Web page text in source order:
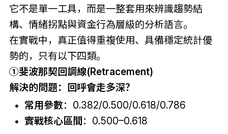
它不是單一工具，而是一整套用來辨識趨勢結
構、情緒拐點與資金行為層級的分析語言。
在實戰中，真正值得重複使用、具備穩定統計優
勢的，只有以下四類。
①斐波那契回調線(Retracement)
解決的問題：回呼會走多深？
常用參數：0.382/0.500/0.618/0.786
實戰核心區間：0.500–0.618